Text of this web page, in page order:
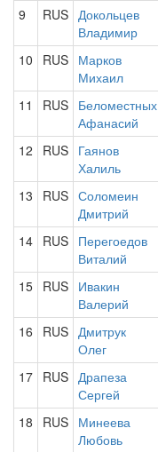
9 RUS Докольцев
Владимир
10 RUS Марков
Михаил
11 RUS Беломестных
Афанасий
12 RUS Гаянов
Халиль
13 RUS Соломеин
Дмитрий
14 RUS Перегоедов
Виталий
15 RUS Ивакин
Валерий
16 RUS Дмитрук
Олег
17 RUS Драпеза
Сергей
18 RUS Минеева
Любовь